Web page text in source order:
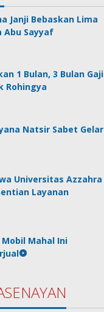
Janji Bebaskan Lima
Abu Sayyaf
1 Bulan, 3 Bulan Gaji
Rohingya
Natsir Sabet Gelar
Universitas Azzahra
Layanan
Mobil Mahal Ini